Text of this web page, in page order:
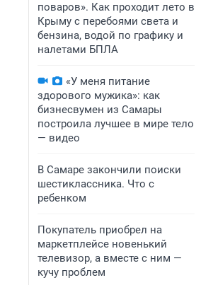
поваров». Как проходит лето в
Крыму с перебоями света и
бензина, водой по графику и
налетами БПЛА
«У меня питание
здорового мужика»: как
бизнесвумен из Самары
построила лучшее в мире тело
— видео
В Самаре закончили поиски
шестиклассника. Что с
ребенком
Покупатель приобрел на
маркетплейсе новенький
телевизор, а вместе с ним —
кучу проблем